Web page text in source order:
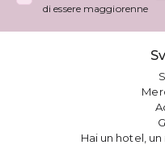
di essere maggiorenne
Hai un hotel,